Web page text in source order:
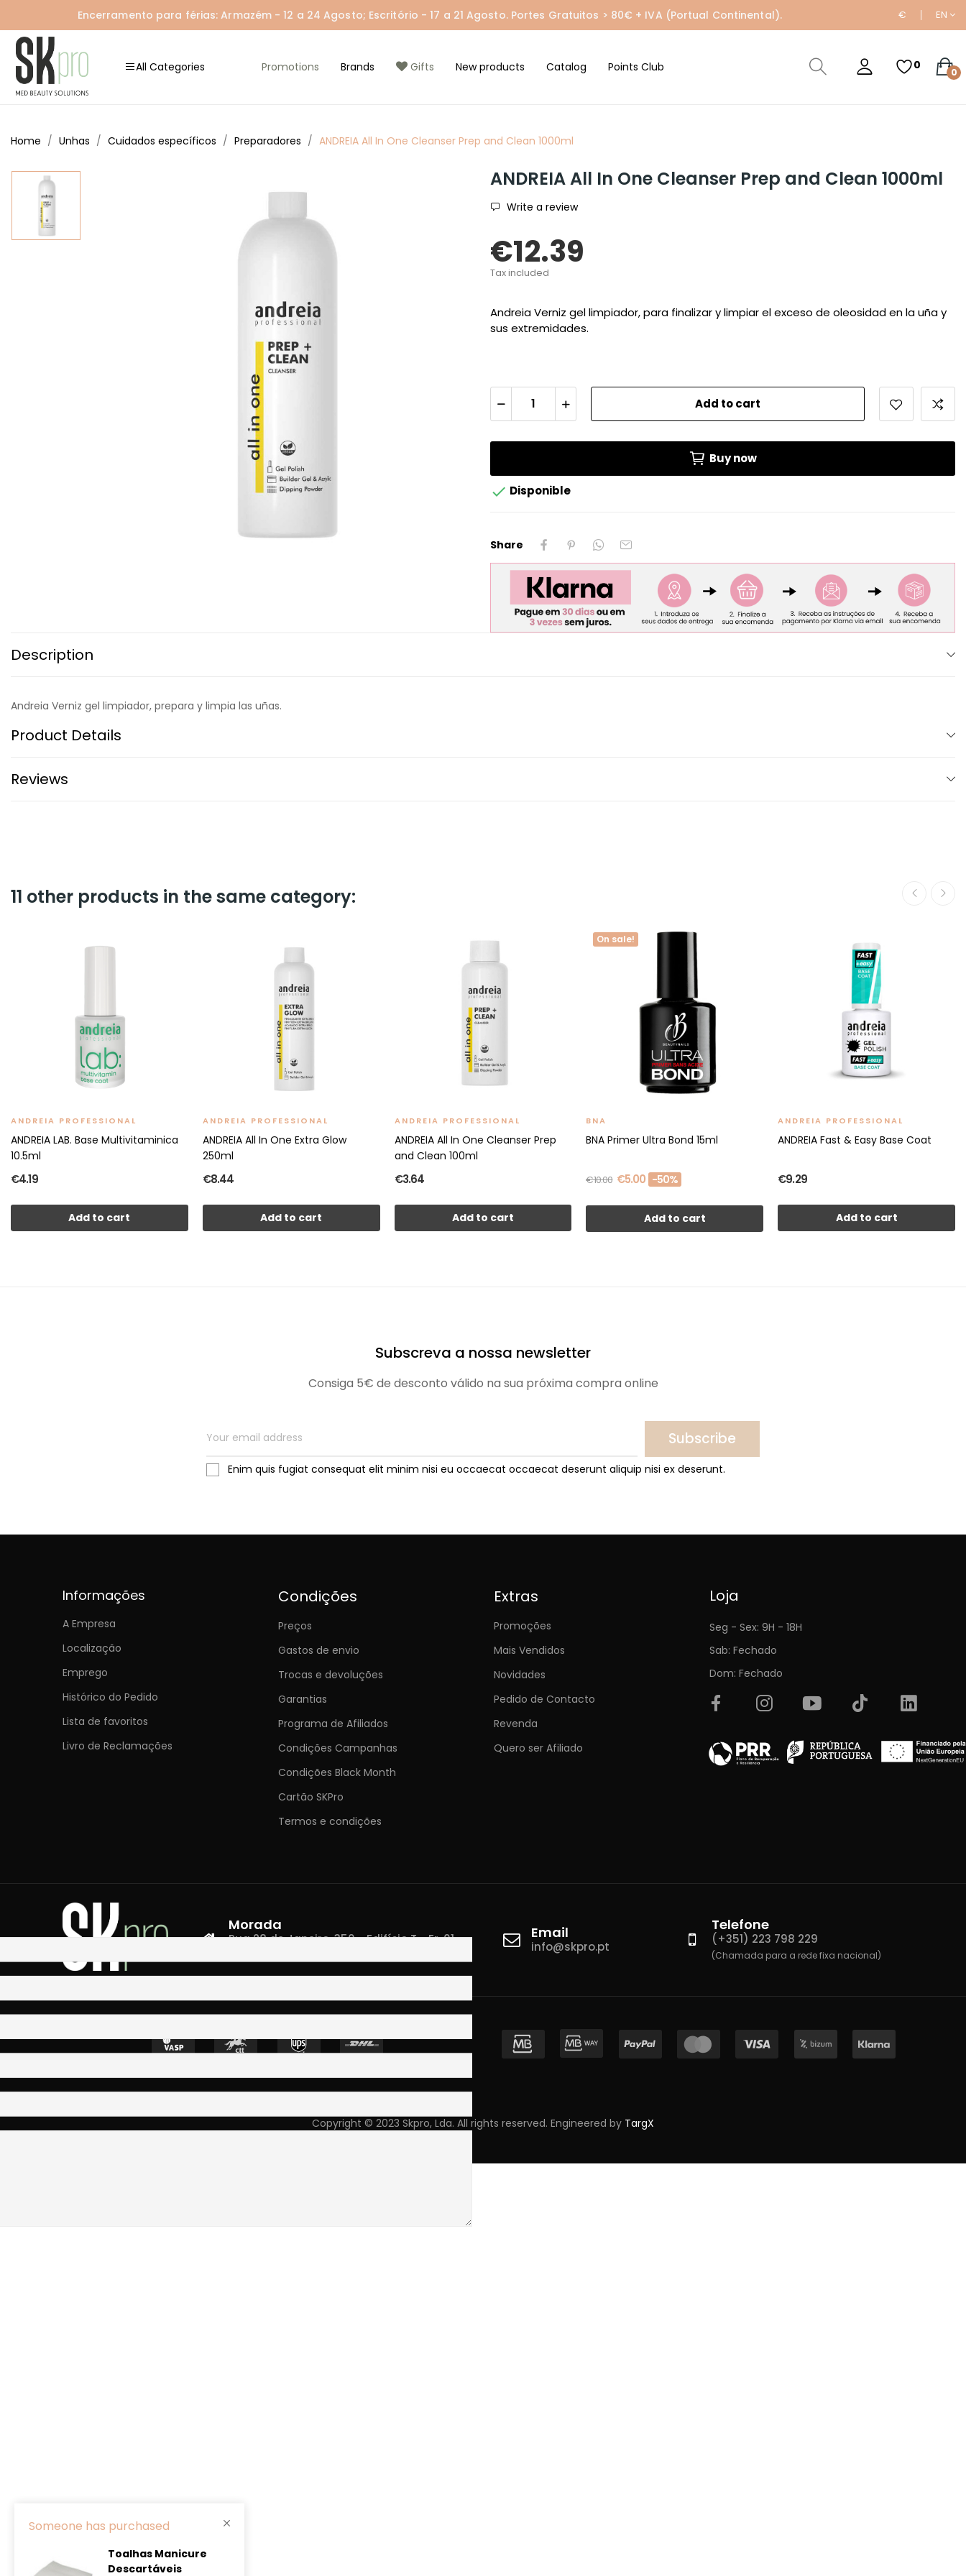
Encerramento para férias: Armazém - 12 a 24 Agosto; Escritório - 17 a 21 Agosto. Portes Gratuitos > 80€ + IVA (Portual Continental). € EN
All Categories Promotions Brands Gifts New products Catalog Points Club 0
0
Home Unhas Cuidados específicos Preparadores ANDREIA All In One Cleanser Prep and Clean 1000ml
ANDREIA All In One Cleanser Prep and Clean 1000ml
Write a review
€12.39
Tax included
Andreia Verniz gel limpiador, para finalizar y limpiar el exceso de oleosidad en la uña y
sus extremidades.
Add to cart
Buy now
 Disponible
Share
Description
Andreia Verniz gel limpiador, prepara y limpia las uñas.
Product Details
Reviews
11 other products in the same category:
ANDREIA PROFESSIONAL
ANDREIA LAB. Base Multivitaminica
10.5ml
€4.19
Add to cart
ANDREIA PROFESSIONAL
ANDREIA All In One Extra Glow
250ml
€8.44
Add to cart
ANDREIA PROFESSIONAL
ANDREIA All In One Cleanser Prep
and Clean 100ml
€3.64
Add to cart
On sale!
BNA
BNA Primer Ultra Bond 15ml
€10.00 €5.00 -50%
Add to cart
ANDREIA PROFESSIONAL
ANDREIA Fast & Easy Base Coat
€9.29
Add to cart
Subscreva a nossa newsletter
Consiga 5€ de desconto válido na sua próxima compra online
Subscribe
Enim quis fugiat consequat elit minim nisi eu occaecat occaecat deserunt aliquip nisi ex deserunt.
Informações
A Empresa
Localização
Emprego
Histórico do Pedido
Lista de favoritos
Livro de Reclamações
Condições
Preços
Gastos de envio
Trocas e devoluções
Garantias
Programa de Afiliados
Condições Campanhas
Condições Black Month
Cartão SKPro
Termos e condições
Extras
Promoções
Mais Vendidos
Novidades
Pedido de Contacto
Revenda
Quero ser Afiliado
Loja
Seg - Sex: 9H - 18H
Sab: Fechado
Dom: Fechado
Morada
Rua 28 de Janeiro, 350 - Edifício T - Fr. 01
Email
info@skpro.pt
Telefone
(+351) 223 798 229
(Chamada para a rede fixa nacional)
Copyright © 2023 Skpro, Lda. All rights reserved. Engineered by TargX
Someone has purchased
Toalhas Manicure
Descartáveis